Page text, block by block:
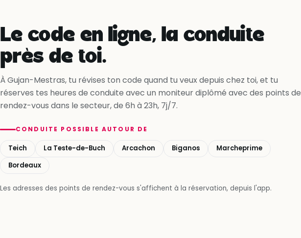
Le code en ligne, la conduite
près de toi.
À Gujan-Mestras, tu révises ton code quand tu veux depuis chez toi, et tu
réserves tes heures de conduite avec un moniteur diplômé avec des points de
rendez-vous dans le secteur, de 6h à 23h, 7j/7.
CONDUITE POSSIBLE AUTOUR DE
Teich La Teste-de-Buch Arcachon Biganos
Marcheprime
Bordeaux
Les adresses des points de rendez-vous s'affichent à la réservation, depuis l'app.